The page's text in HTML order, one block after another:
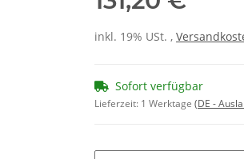
inkl. 19% USt. ,
Sofort verfügbar
Lieferzeit: 1 Werktage (DE -